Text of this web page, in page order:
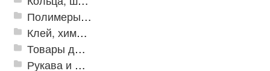
Полимеры и пластики
Клей, химия, сопутствующие товары
Товары для дома
Рукава и шланги промышленные